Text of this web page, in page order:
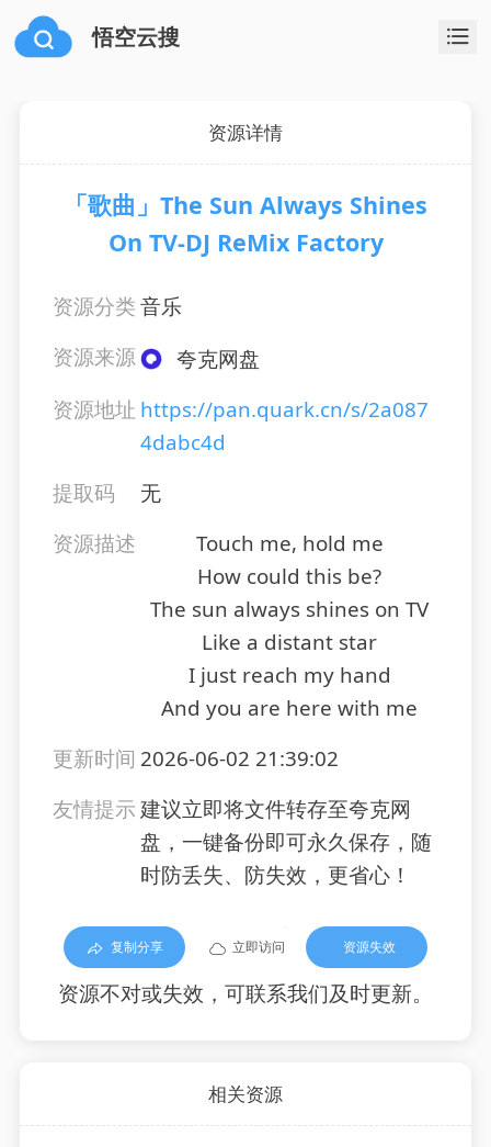
悟空云搜
资源详情
「歌曲」The Sun Always Shines
On TV-DJ ReMix Factory
资源分类音乐
资源来源
夸克网盘
资源地址 https://pan.quark.cn/s/2a087
4dabc4d
提取码
无
资源描述
Touch me, hold me
How could this be?
The sun always shines on TV
Like a distant star
I just reach my hand
And you are here with me
更新时间 2026-06-02 21:39:02
友情提示建议立即将文件转存至夸克网
盘，一键备份即可永久保存，随
时防丢失、防失效，更省心！
复制分享 立即访问 资源失效
资源不对或失效，可联系我们及时更新。
相关资源